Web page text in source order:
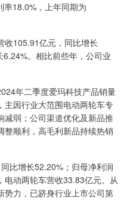
率18.0%，上年同期为
105.91亿元，同比增长
。相比前些年，公司业
年二季度爱玛科技产品销量
主因行业大范围电动两轮车专
弱；公司渠道优化及新品推
整顺利，高毛利新品持续热销
增长52.20%；归母净利润
动两轮车营收33.83亿元。从
势力，已跻身行业上市公司第